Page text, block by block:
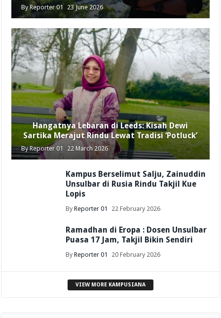
ByReporter 01 23 June 2026
Hangatnya Lebaran di Leeds: Kisah Dewi
Sartika Merajut Rindu Lewat Tradisi ‘Potluck’
ByReporter 01 22 March 2026
Kampus Berselimut Salju, Zainuddin
Unsulbar di Rusia Rindu Takjil Kue
Lopis
ByReporter 01 22 February 2026
Ramadhan di Eropa : Dosen Unsulbar
Puasa 17 Jam, Takjil Bikin Sendiri
ByReporter 01 20 February 2026
VIEW MORE KAMPUSIANA